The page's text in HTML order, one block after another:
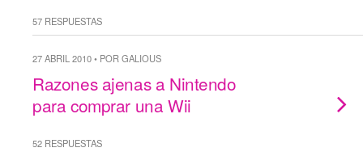
57 RESPUESTAS
27 ABRIL 2010 • POR GALIOUS
Razones ajenas a Nintendo
para comprar una Wii
52 RESPUESTAS